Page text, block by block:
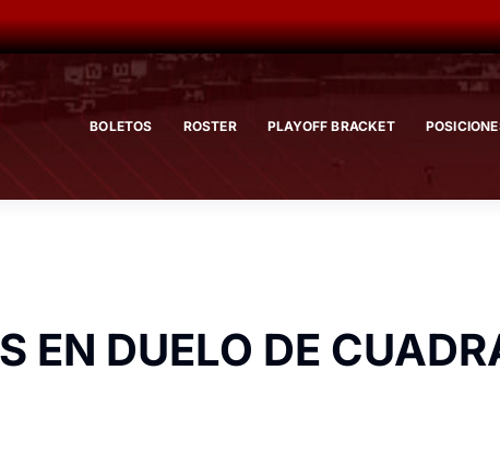
BOLETOS ROSTER PLAYOFF BRACKET
EN DUELO DE